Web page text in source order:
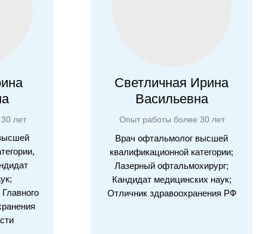
лет Опыт работы более 30 лет
Светличная Ирина
Васильевна
Врач офтальмолог высшей
квалификационной категории;
Лазерный офтальмохирург;
Кандидат медицинских наук;
Отличник здравоохранения РФ